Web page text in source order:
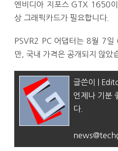
엔비디아 지포스 GTX 1650
상 그래픽카드가 필요합니다.
PSVR2 PC 어댑터는 8월 7일
만, 국내 가격은 공개되지 않았
글쓴이 |
언제나 기분
다.